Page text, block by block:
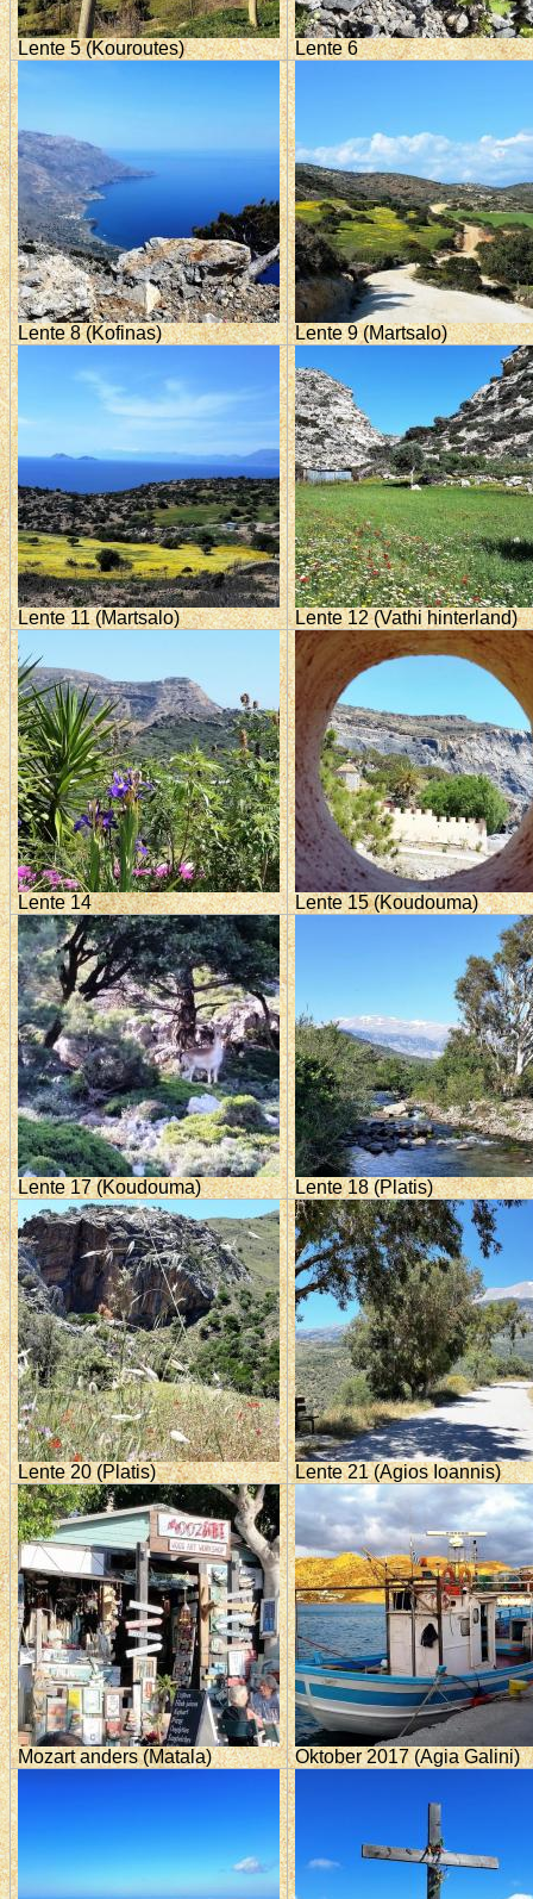
Lente 5 (Kouroutes) Lente 6
Lente 8 (Kofinas) Lente 9 (Martsalo)
Lente 11 (Martsalo) Lente 12 (Vathi hinterland)
Lente 14 Lente 15 (Koudouma)
Lente 17 (Koudouma) Lente 18 (Platis)
Lente 20 (Platis) Lente 21 (Agios Ioannis)
Mozart anders (Matala) Oktober 2017 (Agia Galini)